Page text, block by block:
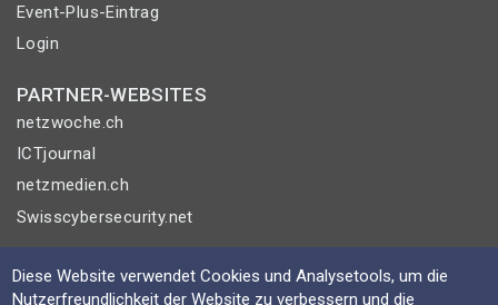
Event-Plus-Eintrag
Login
PARTNER-WEBSITES
netzwoche.ch
ICTjournal
netzmedien.ch
Swisscybersecurity.net
© NETZMEDIEN AG 2026
Impressum
Diese Website verwendet Cookies und Analysetools, um die
Nutzerfreundlichkeit der Website zu verbessern und die